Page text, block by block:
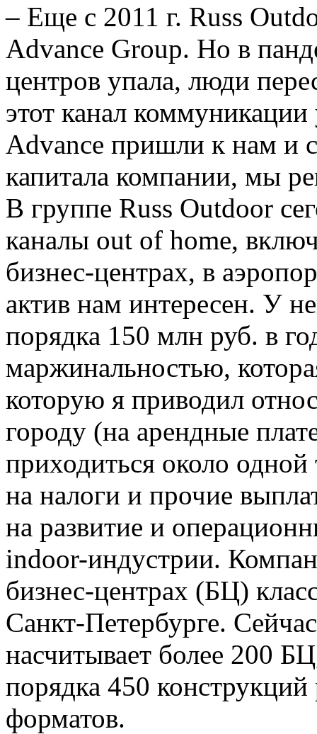
– Еще с 2011 г. Russ
Advance Group. Но в
центров упала, люди
этот канал
Advance пришли к нам и
капитала компании, мы
В группе Russ Outdoor
каналы out of home,
бизнес-центрах, в
актив нам интересен. У
порядка 150 млн руб. в
маржинальностью,
которую я приводил
городу (на арендные
приходиться около
на налоги и прочие
на развитие и
indoor-индустрии.
бизнес-центрах (БЦ)
Санкт-Петербурге.
насчитывает более 200
порядка 450
форматов.